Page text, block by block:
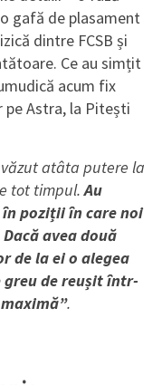
gafă de plasament
dintre FCSB și
Ce au simțit
acum fix
pe Astra, la Pitești
atâta putere la
tot timpul.Au
poziții în care noi
avea două
de la ei o alegea
de reușit într-
.